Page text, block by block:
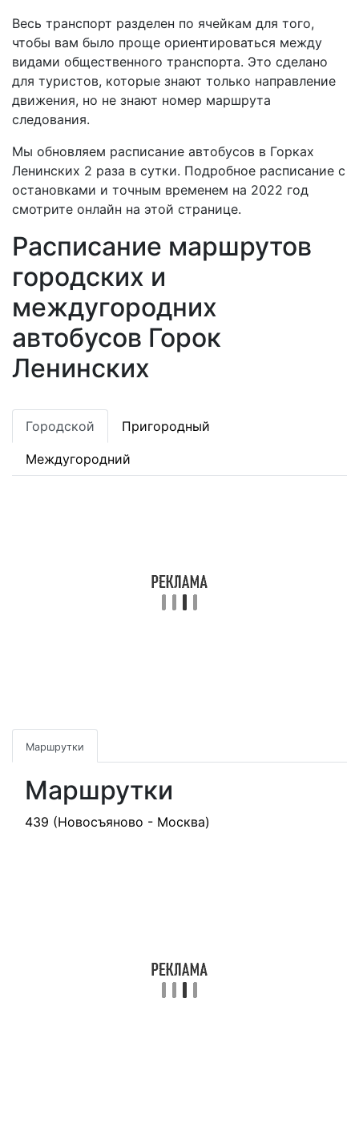
Весь транспорт разделен по ячейкам для того,
чтобы вам было проще ориентироваться между
видами общественного транспорта. Это сделано
для туристов, которые знают только направление
движения, но не знают номер маршрута
следования.
Мы обновляем расписание автобусов в Горках
Ленинских 2 раза в сутки. Подробное расписание с
остановками и точным временем на 2022 год
смотрите онлайн на этой странице.
Расписание маршрутов
городских и
междугородних
автобусов Горок
Ленинских
Городской Пригородный
Междугородний
Маршрутки
Маршрутки
439 (Новосъяново - Москва)